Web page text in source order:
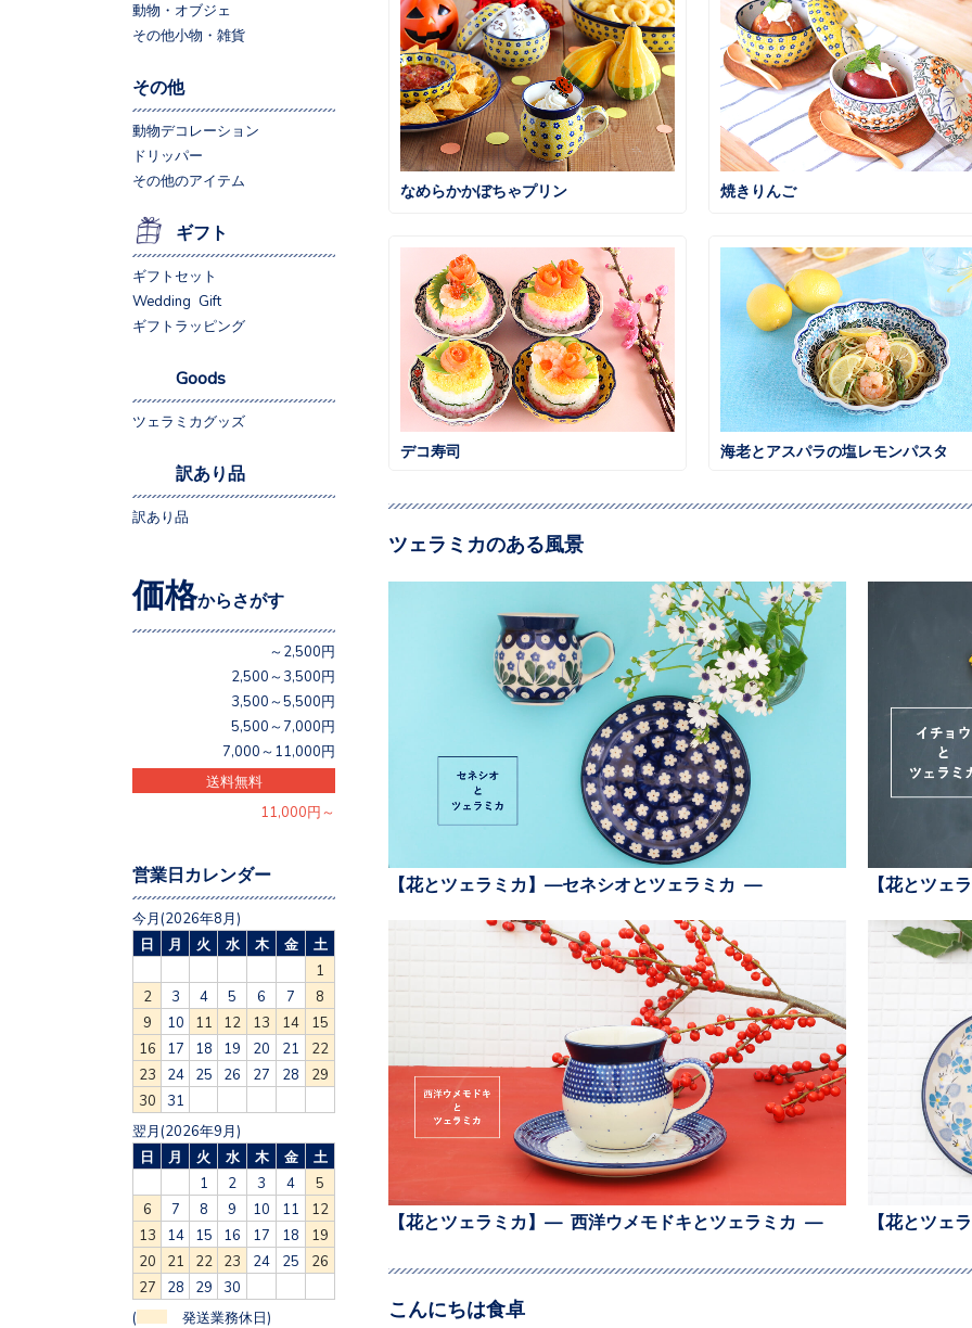
なめらかかぼちゃプリン 焼きりんご
デコ寿司 海老とアスパラの塩レモンパスタ
ツェラミカのある風景
【花とツェラミカ】—セネシオとツェラミカ — 【花とツェ
【花とツェラミカ】— 西洋ウメモドキとツェラミカ — 【花とツェ
こんにちは食卓
動物・オブジェ
その他小物・雑貨
その他
動物デコレーション
ドリッパー
その他のアイテム
ギフト
ギフトセット
Wedding Gift
ギフトラッピング
Goods
ツェラミカグッズ
訳あり品
訳あり品
価格からさがす
～2,500円
2,500～3,500円
3,500～5,500円
5,500～7,000円
7,000～11,000円
送料無料
11,000円～
営業日カレンダー
今月(2026年8月)
日
月 火 水 木 金
土
1
2
3 4 5 6 7
8
9
10 11 12 13 14
15
16
17 18 19 20 21
22
23
24 25 26 27 28
29
30
31
翌月(2026年9月)
日
月 火 水 木 金
土
1
2 3 4
5
6
7 8 9 10 11
12
13
14 15 16 17 18
19
20
21 22 23 24 25
26
27
28 29 30
( 発送業務休日)